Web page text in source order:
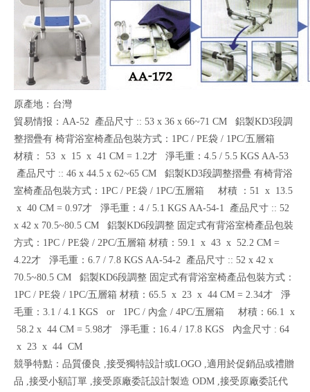
原產地：台灣
貿易情报：AA-52 產品尺寸 :: 53 x 36 x 66~71 CM 鋁製KD3段調
整摺疊有 椅背浴室椅產品包裝方式：1PC / PE袋 / 1PC/五層箱
材積： 53 x 15 x 41 CM = 1.2才 淨毛重：4.5 / 5.5 KGS AA-53
產品尺寸 :: 46 x 44.5 x 62~65 CM 鋁製KD3段調整摺疊 有椅背浴
室椅產品包裝方式：1PC / PE袋 / 1PC/五層箱 材積 ：51 x 13.5
x 40 CM = 0.97才 淨毛重：4 / 5.1 KGS AA-54-1 產品尺寸 :: 52
x 42 x 70.5~80.5 CM 鋁製KD6段調整 固定式有背浴室椅產品包裝
方式：1PC / PE袋 / 2PC/五層箱 材積：59.1 x 43 x 52.2 CM =
4.22才 淨毛重：6.7 / 7.8 KGS AA-54-2 產品尺寸 :: 52 x 42 x
70.5~80.5 CM 鋁製KD6段調整 固定式有背浴室椅產品包裝方式：
1PC / PE袋 / 1PC/五層箱 材積：65.5 x 23 x 44 CM = 2.34才 淨
毛重：3.1 / 4.1 KGS or 1PC / 內盒 / 4PC/五層箱 材積：66.1 x
58.2 x 44 CM = 5.98才 淨毛重：16.4 / 17.8 KGS 內盒尺寸 : 64
x 23 x 44 CM
競爭特點：品質優良 ,接受獨特設計或LOGO ,適用於促銷品或禮贈
品 ,接受小額訂單 ,接受原廠委託設計製造 ODM ,接受原廠委託代